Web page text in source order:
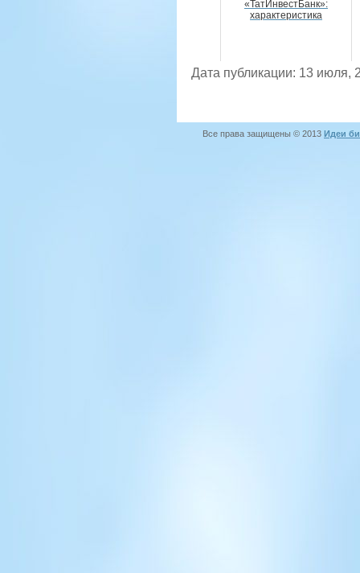
«ТатИнвестБанк»:
характеристика
Дата публикации: 13 июля,
Все права защищены © 2013 Идеи